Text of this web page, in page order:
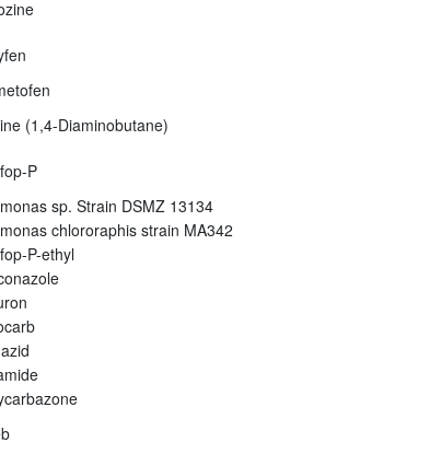
(1,4-Diaminobutane)
P
sp. Strain DSMZ 13134
chlororaphis strain MA342
P-ethyl